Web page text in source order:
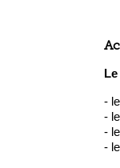
-
-
-
-